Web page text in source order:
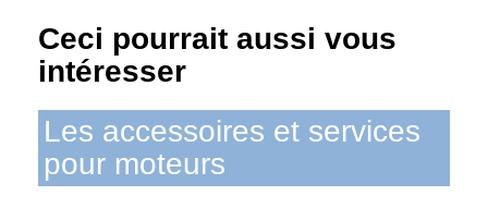
Ceci pourrait aussi vous
intéresser
Les accessoires et services
pour moteurs